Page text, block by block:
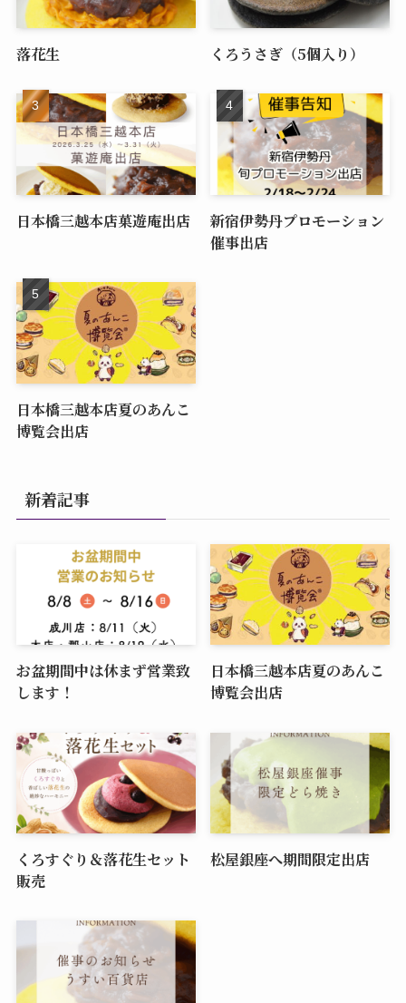
落花生 くろうさぎ（5個入り）
日本橋三越本店菓遊庵出店
新宿伊勢丹プロモーション
催事出店
日本橋三越本店夏のあんこ
博覧会出店
新着記事
お盆期間中は休まず営業致
します！
日本橋三越本店夏のあんこ
博覧会出店
くろすぐり＆落花生セット
販売
松屋銀座へ期間限定出店